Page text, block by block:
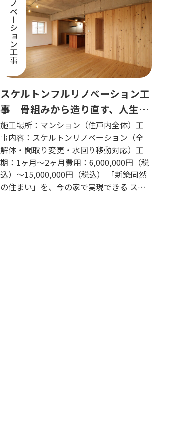
リノベーション工事
スケルトンフルリノベーション工
事｜骨組みから造り直す、人生で
一度の大きな決断を一緒に
施工場所：マンション（住戸内全体）工
事内容：スケルトンリノベーション（全
解体・間取り変更・水回り移動対応）工
期：1ヶ月〜2ヶ月費用：6,000,000円（税
込）〜15,000,000円（税込） 「新築同然
の住まい」を、今の家で実現できる ス…